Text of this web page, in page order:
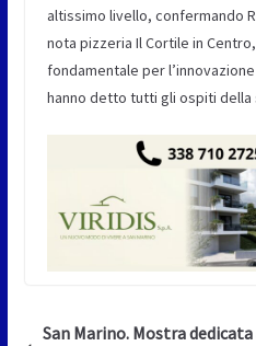
altissimo livello, confermando
nota pizzeria Il Cortile in
fondamentale per
hanno detto tutti gli ospiti della
San Marino. Mostra